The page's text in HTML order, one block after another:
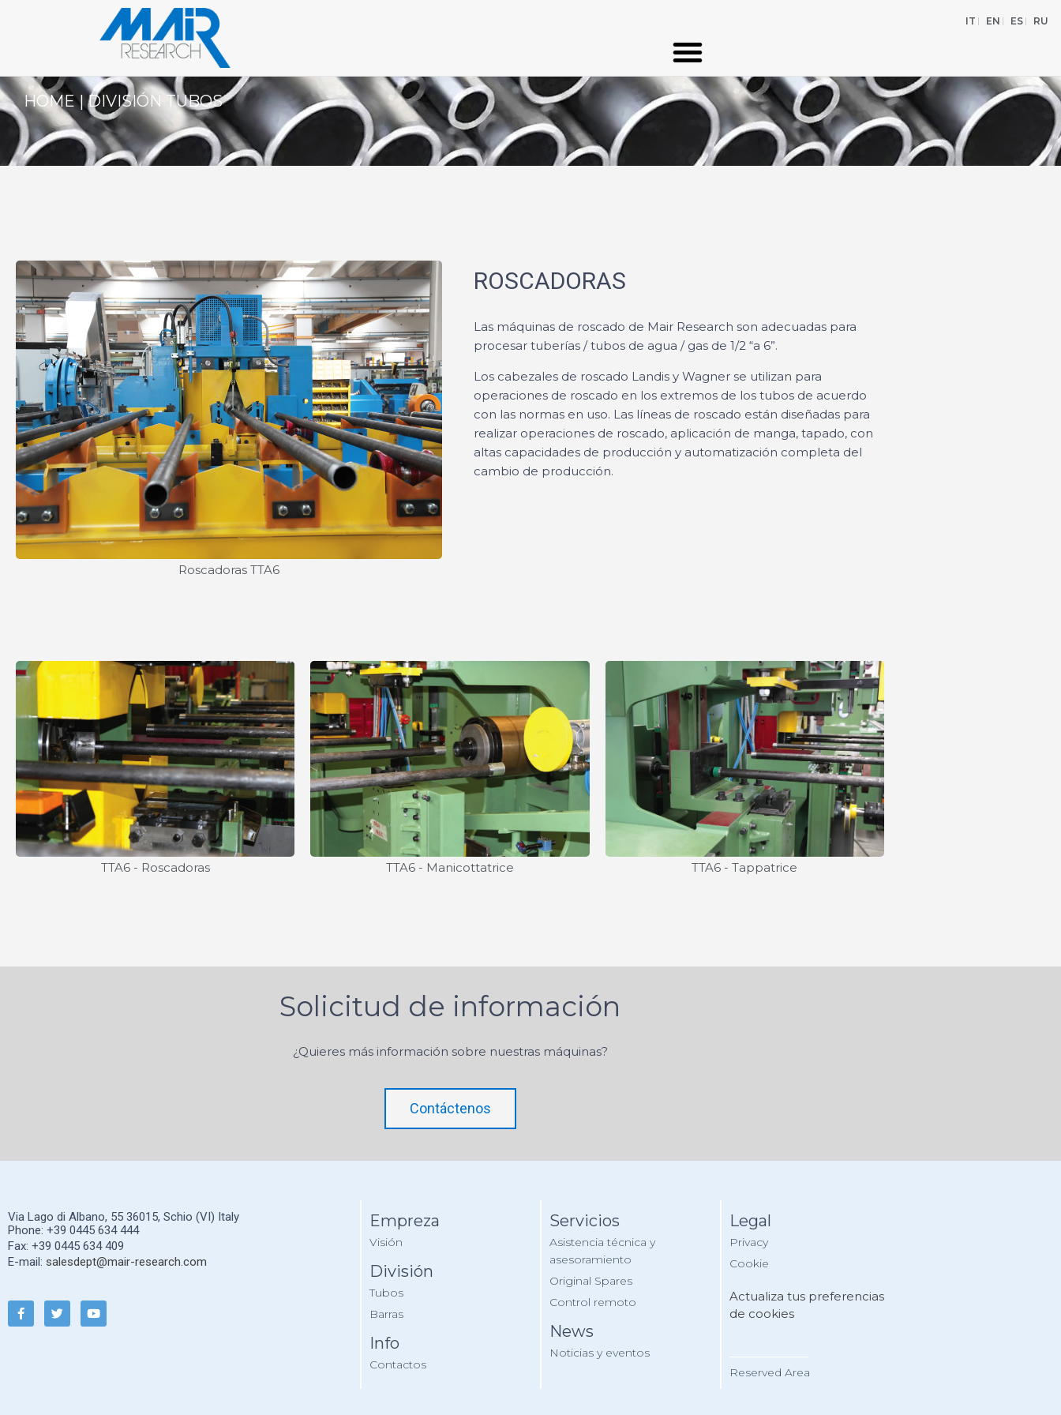
IT EN ES RU
HOME|DIVISIÓN TUBOS
Roscadoras TTA6
ROSCADORAS
Las máquinas de roscado de Mair Research son adecuadas para
procesar tuberías / tubos de agua / gas de 1/2 “a 6”.
Los cabezales de roscado Landis y Wagner se utilizan para
operaciones de roscado en los extremos de los tubos de acuerdo
con las normas en uso. Las líneas de roscado están diseñadas para
realizar operaciones de roscado, aplicación de manga, tapado, con
altas capacidades de producción y automatización completa del
cambio de producción.
TTA6 - Roscadoras TTA6 - Manicottatrice TTA6 - Tappatrice
Solicitud de información
¿Quieres más información sobre nuestras máquinas?
Contáctenos
Via Lago di Albano, 55 36015, Schio (VI) Italy
Phone: +39 0445 634 444
Fax: +39 0445 634 409
E-mail: salesdept@mair-research.com
Empreza
Visión
División
Tubos
Barras
Info
Contactos
Servicios
Asistencia técnica y
asesoramiento
Original Spares
Control remoto
News
Noticias y eventos
Legal
Privacy
Cookie
Actualiza tus preferencias
de cookies
Reserved Area